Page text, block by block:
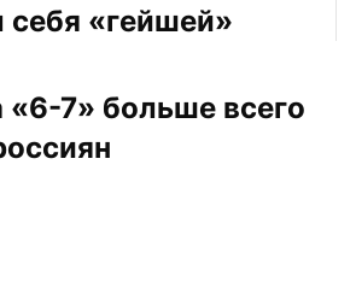
себя «гейшей»
«6-7» больше всего